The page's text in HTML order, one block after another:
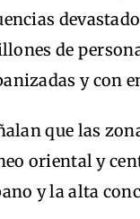
de
y con
que las
oriental y
y la alta